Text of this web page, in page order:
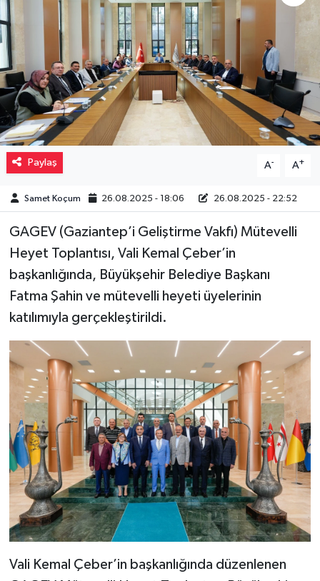
Paylaş A- A+
Samet Koçum 26.08.2025 - 18:06 26.08.2025 - 22:52
GAGEV (Gaziantep’i Geliştirme Vakfı) Mütevelli
Heyet Toplantısı, Vali Kemal Çeber’in
başkanlığında, Büyükşehir Belediye Başkanı
Fatma Şahin ve mütevelli heyeti üyelerinin
katılımıyla gerçekleştirildi.
Vali Kemal Çeber’in başkanlığında düzenlenen
Magazin
Müzik
Piyasa
Resmi İlanlar
Sağlık
Spor
Teknoloji
Video Haber
Yaşam
Yeme-İçme
Yemek